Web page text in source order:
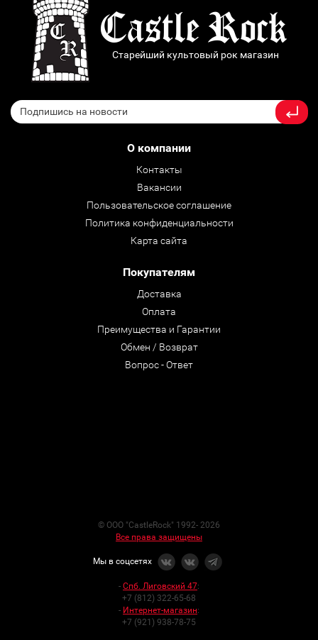
Старейший культовый рок магазин
О компании
Контакты
Вакансии
Пользовательское соглашение
Политика конфиденциальности
Карта сайта
Покупателям
Доставка
Оплата
Преимущества и Гарантии
Обмен / Возврат
Вопрос - Ответ
© ООО "CastleRock" 1992- 2026
Все права защищены
Мы в соцсетях
- Спб. Лиговский 47:
+7 (812) 322-65-68
- Интернет-магазин:
+7 (921) 938-78-75